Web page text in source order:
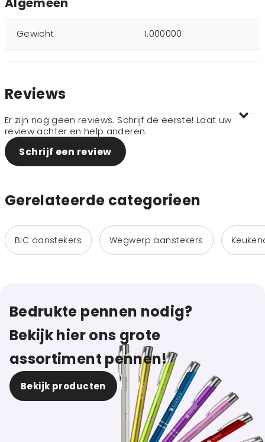
Gewicht 1.000000
Reviews
Er zijn nog geen reviews. Schrijf de eerste! Laat uw
review achter en help anderen.
Schrijf een review
Gerelateerde categorieen
BIC aanstekers Wegwerp aanstekers
Bedrukte pennen nodig?
Bekijk hier ons grote
assortiment pennen!
Bekijk producten